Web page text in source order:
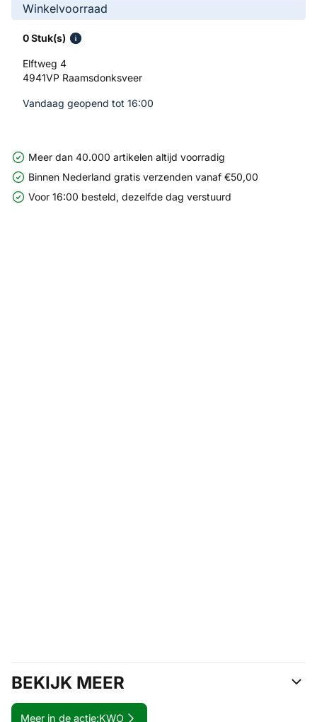
Winkelvoorraad
0 Stuk(s)
Elftweg 4
4941VP Raamsdonksveer
Vandaag geopend tot 16:00
Meer dan 40.000 artikelen altijd voorradig
Binnen Nederland gratis verzenden vanaf €50,00
Voor 16:00 besteld, dezelfde dag verstuurd
BEKIJK MEER
Meer in de actie:KWO